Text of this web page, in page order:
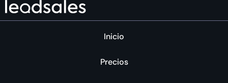
Inicio
Precios